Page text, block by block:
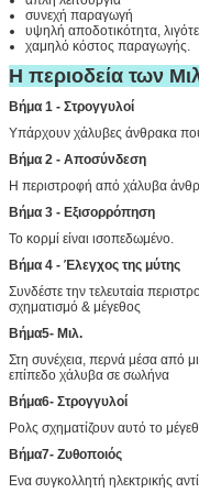
συνεχή παραγωγή
υψηλή αποδοτικότητα,
χαμηλό κόστος παραγωγής.
Η περιοδεία των
Βήμα 1 - Στρογγυλοί
Υπάρχουν χάλυβες άνθρακα
Βήμα 2 - Αποσύνδεση
Η περιστροφή από χάλυβα
Βήμα 3 - Εξισορρόπηση
Το κορμί είναι ισοπεδωμένο.
Βήμα 4 - Έλεγχος της μύτης
Συνδέστε την τελευταία
σχηματισμό & μέγεθος
Βήμα5- Μιλ.
Στη συνέχεια, περνά μέσα από
επίπεδο χάλυβα σε σωλήνα
Βήμα6- Στρογγυλοί
Ρολς σχηματίζουν αυτό το
Βήμα7- Ζυθοποιός
Ενα συγκολλητή ηλεκτρικής